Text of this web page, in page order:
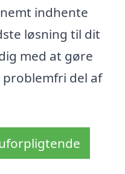
indhente
løsning til dit
med at gøre
del af